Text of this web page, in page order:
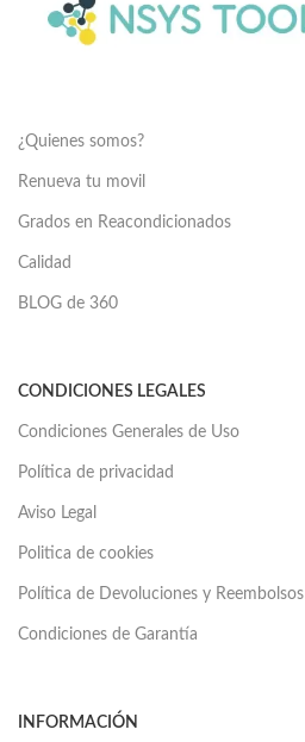
¿Quienes somos?
Renueva tu movil
Grados en Reacondicionados
Calidad
BLOG de 360
CONDICIONES LEGALES
Condiciones Generales de Uso
Política de privacidad
Aviso Legal
Politica de cookies
Política de Devoluciones y Reembolsos
Condiciones de Garantía
INFORMACIÓN